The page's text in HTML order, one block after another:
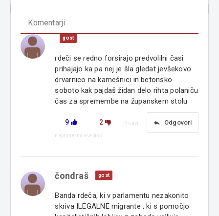
Komentarji
gost
rdeči se redno forsirajo predvolilni časi
prihajajo ka pa nej je šla gledat jevšekovo
drvarnico na kamešnici in betonsko
soboto kak pajdaš židan delo rihta polaniču
čas za spremembe na županskem stolu
9 2 reply Odgovori
Prijavi
neprimerno vsebino
čondraš gost
Banda rdeča, ki v parlamentu nezakonito
skriva ILEGALNE migrante , ki s pomočjo